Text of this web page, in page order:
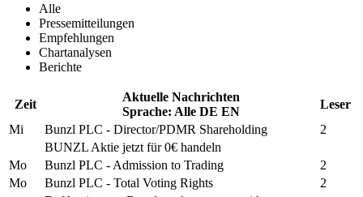
Alle
Pressemitteilungen
Empfehlungen
Chartanalysen
Berichte
Zeit
Aktuelle Nachrichten
Sprache: Alle DE EN
Leser
Mi
Bunzl PLC - Director/PDMR Shareholding
2
BUNZL Aktie jetzt für 0€ handeln
Mo
Bunzl PLC - Admission to Trading
2
Mo
Bunzl PLC - Total Voting Rights
2